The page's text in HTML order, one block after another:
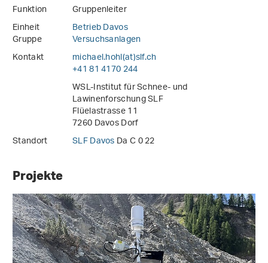
Funktion
Gruppenleiter
Einheit
Betrieb Davos
Gruppe
Versuchsanlagen
Kontakt
michael.hohl(at)slf.ch
+41 81 4170 244
WSL-Institut für Schnee- und
Lawinenforschung SLF
Flüelastrasse 11
7260 Davos Dorf
Standort
SLF DavosDa C 0 22
Projekte